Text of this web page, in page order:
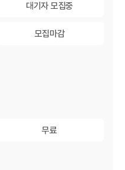
대기자 모집중대기자 모집중
모집마감
무료